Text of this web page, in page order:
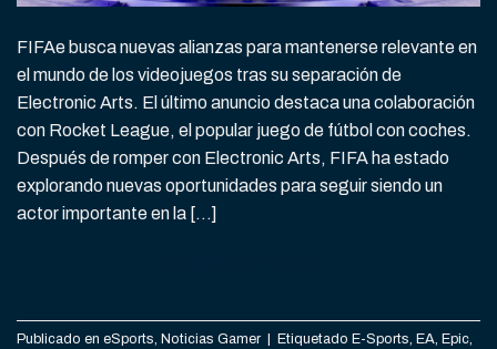
FIFAe busca nuevas alianzas para mantenerse relevante en
el mundo de los videojuegos tras su separación de
Electronic Arts. El último anuncio destaca una colaboración
con Rocket League, el popular juego de fútbol con coches.
Después de romper con Electronic Arts, FIFA ha estado
explorando nuevas oportunidades para seguir siendo un
actor importante en la […]
Publicado en eSports, Noticias Gamer Etiquetado E-Sports, EA, Epic,